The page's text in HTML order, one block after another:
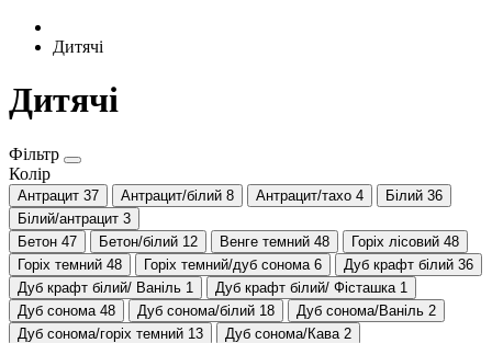
Дитячі
Дитячі
Фільтр
Колір
Антрацит 37 Антрацит/білий 8 Антрацит/тахо 4 Білий 36
Білий/антрацит 3
Бетон 47 Бетон/білий 12 Венге темний 48 Горіх лісовий 48
Горіх темний 48 Горіх темний/дуб сонома 6 Дуб крафт білий 36
Дуб крафт білий/ Ваніль 1 Дуб крафт білий/ Фісташка 1
Дуб сонома 48 Дуб сонома/білий 18 Дуб сонома/Ваніль 2
Дуб сонома/горіх темний 13 Дуб сонома/Кава 2